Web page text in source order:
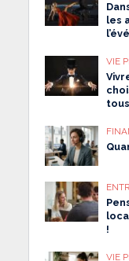
les
VIE
!
VIE